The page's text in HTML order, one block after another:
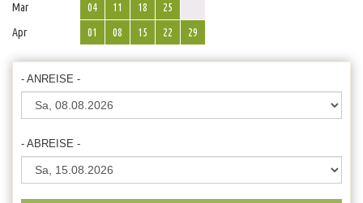
Mar
04 11 18
25
Apr
01 08 15 22 29
- ANREISE -
- ABREISE -